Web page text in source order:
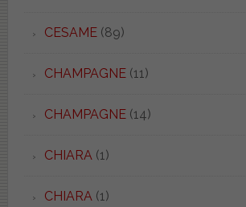
CESAME(89)
CHAMPAGNE(11)
CHAMPAGNE(14)
CHIARA(1)
CHIARA(1)